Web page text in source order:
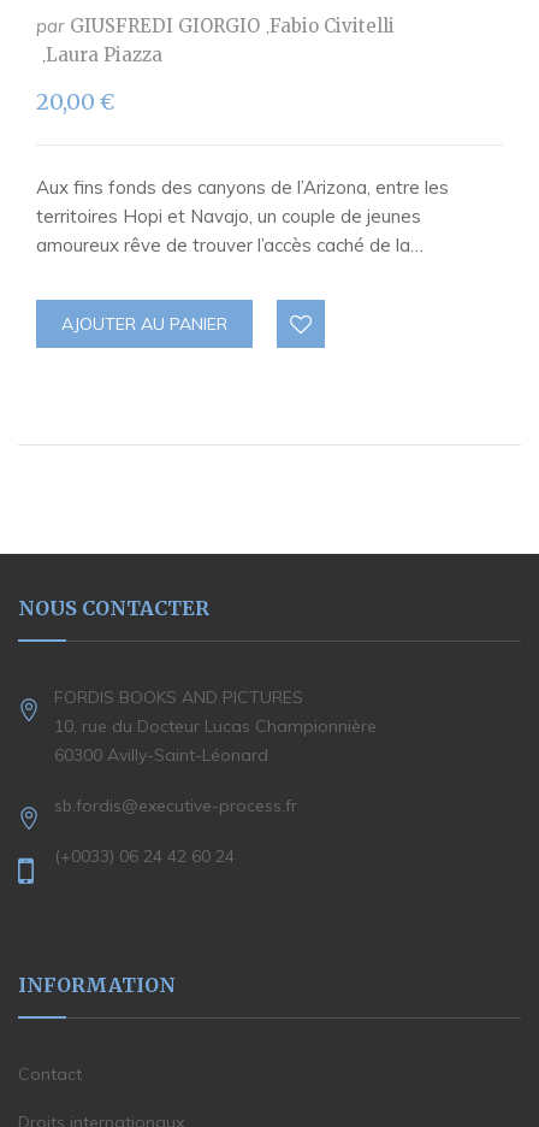
par GIUSFREDI GIORGIO Fabio Civitelli
Laura Piazza
20,00 €
Aux fins fonds des canyons de l’Arizona, entre les
territoires Hopi et Navajo, un couple de jeunes
amoureux rêve de trouver l’accès caché de la…
AJOUTER AU PANIER
NOUS CONTACTER
FORDIS BOOKS AND PICTURES
10, rue du Docteur Lucas Championnière
60300 Avilly-Saint-Léonard
sb.fordis@executive-process.fr
(+0033) 06 24 42 60 24
INFORMATION
Contact
Droits internationaux